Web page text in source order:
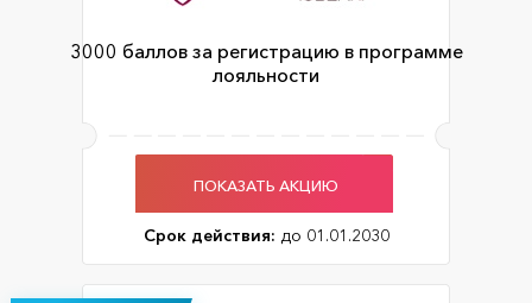
3000 баллов за регистрацию в программе
лояльности
ПОКАЗАТЬ АКЦИЮ
Срок действия: до 01.01.2030